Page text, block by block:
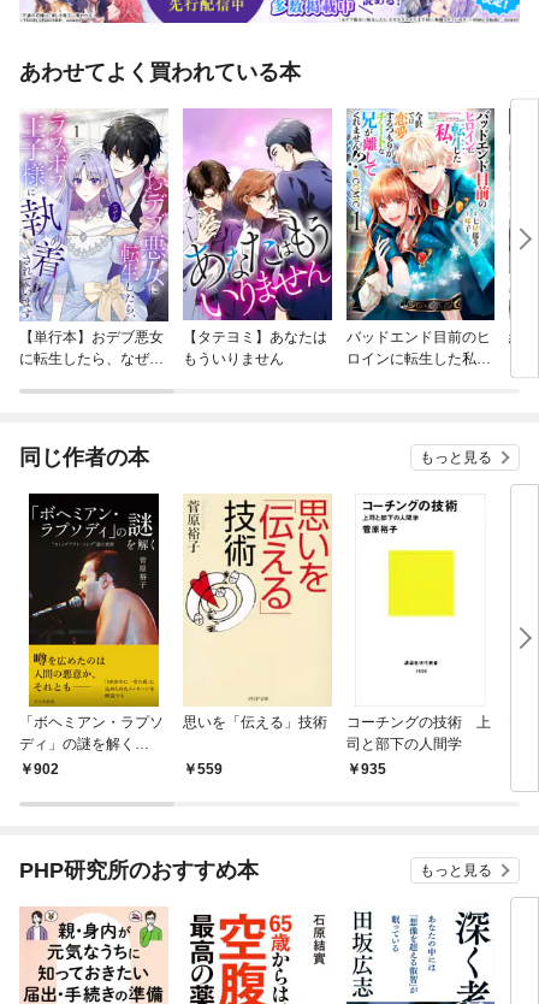
あわせてよく買われている本
【単行本】おデブ悪女
に転生したら、なぜか
【タテヨミ】あなたは
もういりません
バッドエンド目前のヒ
ロインに転生した私、
結
同じ作者の本 もっと見る
「ボヘミアン・ラプソ
ディ」の謎を解く
～“カミングアウト・
902
思いを「伝える」技術
559
コーチングの技術 上
司と部下の人間学
935
PHP研究所のおすすめ本 もっと見る